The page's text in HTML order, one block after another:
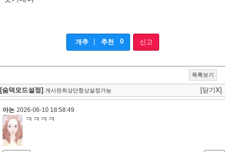
개추 추천 0 신고
목록보기
[숨덕모드설정] 게시판최상단항상설정가능 [닫기X]
아논 2026-06-10 18:58:49
ㅋㅋㅋㅋ